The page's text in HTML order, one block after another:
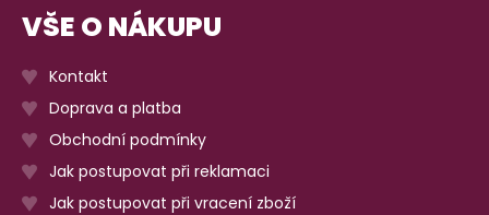
VŠE O NÁKUPU
Kontakt
Doprava a platba
Obchodní podmínky
Jak postupovat při reklamaci
Jak postupovat při vracení zboží